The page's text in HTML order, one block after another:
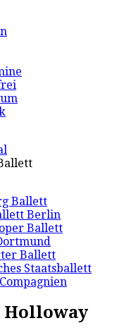
Ballett
Berlin
Ballett
Ballett
Staatsballett
Holloway